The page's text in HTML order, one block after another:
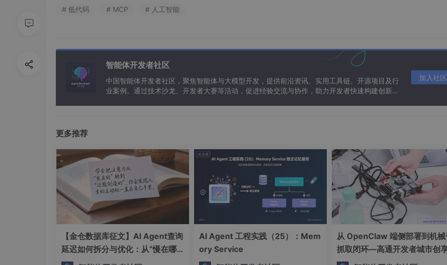
内部MCP服务
新增MCP服务：
# 低代码 # MCP # 人工智能
智能体开发者社区
中国智能体开发者社区，聚焦智能体与大模型开发，提供前沿资讯、实用工具链、开源项目及行
业案例。通过技术沙龙、开发者大赛等活动，促进经验交流与协作，助力开发者快速构建创新智
加入社区
更多推荐
【金仓数据库征文】AI Agent查询
延迟如何拆分与优化：从“慢在哪
“到“怎么改“
AI Agent 工程实践（25）：Mem
ory Service
从 OpenClaw 端侧部署到机械
抓取闭环—高通开发者城市创
坊实践 (成都站)